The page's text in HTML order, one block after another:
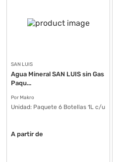
SAN LUIS
Agua Mineral SAN LUIS sin Gas
Paqu...
Por Makro
Unidad: Paquete 6 Botellas 1L c/u
A partir de